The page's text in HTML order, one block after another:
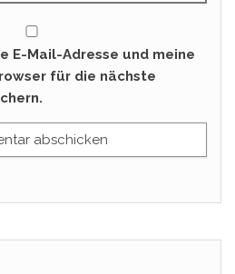
E-Mail-Adresse und meine
für die nächste